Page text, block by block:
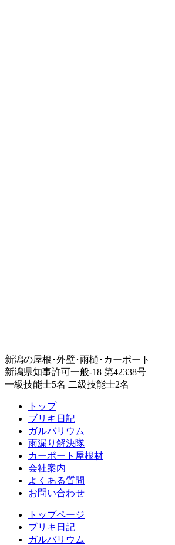
新潟の屋根･外壁･雨樋･カーポート
新潟県知事許可一般-18 第42338号
一級技能士5名 二級技能士2名
トップ
ブリキ日記
ガルバリウム
雨漏り解決隊
カーポート屋根材
会社案内
よくある質問
お問い合わせ
トップページ
ブリキ日記
ガルバリウム